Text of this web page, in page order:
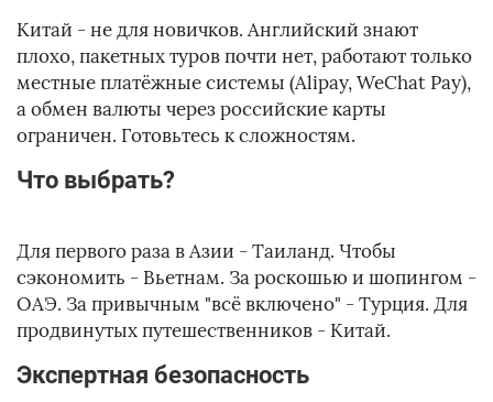
Китай - не для новичков. Английский знают
плохо, пакетных туров почти нет, работают только
местные платёжные системы (Alipay, WeChat Pay),
а обмен валюты через российские карты
ограничен. Готовьтесь к сложностям.
Что выбрать?
Для первого раза в Азии - Таиланд. Чтобы
сэкономить - Вьетнам. За роскошью и шопингом -
ОАЭ. За привычным "всё включено" - Турция. Для
продвинутых путешественников - Китай.
Экспертная безопасность